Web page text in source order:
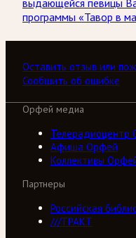
программы «Тавор в
Оставить отзыв или
Сообщить об ошибке
Орфей медиа
Телерадиоцентр
Афиша Орфей
Коллективы
Партнеры
Российская
///ТРАКТ